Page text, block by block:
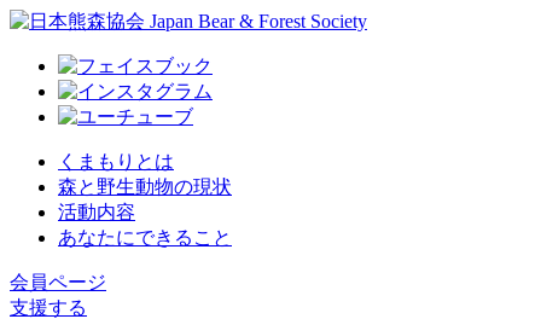
くまもりとは
森と野生動物の現状
活動内容
あなたにできること
会員ページ
支援する